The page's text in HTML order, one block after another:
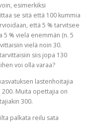
esimerkiksi
se sitä että 100 kummia
että 5 % tarvitsee
5 % vielä enemmän (n. 5
vielä noin 30.
siis jopa 130
voi olla varaa?
lastenhoitajia
200. Muita opettajia on
300.
palkata reilu sata